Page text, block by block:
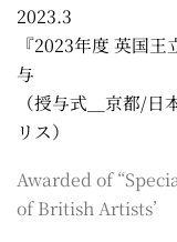
2023.3
『2023年度 英国
与
（授与式＿京都/
リス）
Awarded of
of British Artists’